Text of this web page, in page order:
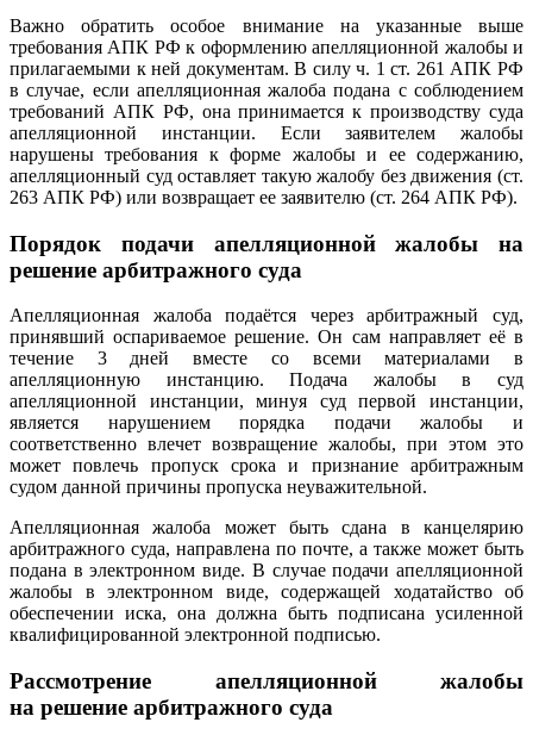
Важно обратить особое внимание на указанные выше
требования АПК РФ к оформлению апелляционной жалобы и
прилагаемыми к ней документам. В силу ч. 1 ст. 261 АПК РФ
в случае, если апелляционная жалоба подана с соблюдением
требований АПК РФ, она принимается к производству суда
апелляционной инстанции. Если заявителем жалобы
нарушены требования к форме жалобы и ее содержанию,
апелляционный суд оставляет такую жалобу без движения (ст.
263 АПК РФ) или возвращает ее заявителю (ст. 264 АПК РФ).
Порядок подачи апелляционной жалобы на
решение арбитражного суда
Апелляционная жалоба подаётся через арбитражный суд,
принявший оспариваемое решение. Он сам направляет её в
течение 3 дней вместе со всеми материалами в
апелляционную инстанцию. Подача жалобы в суд
апелляционной инстанции, минуя суд первой инстанции,
является нарушением порядка подачи жалобы и
соответственно влечет возвращение жалобы, при этом это
может повлечь пропуск срока и признание арбитражным
судом данной причины пропуска неуважительной.
Апелляционная жалоба может быть сдана в канцелярию
арбитражного суда, направлена по почте, а также может быть
подана в электронном виде. В случае подачи апелляционной
жалобы в электронном виде, содержащей ходатайство об
обеспечении иска, она должна быть подписана усиленной
квалифицированной электронной подписью.
Рассмотрение апелляционной жалобы
на решение арбитражного суда